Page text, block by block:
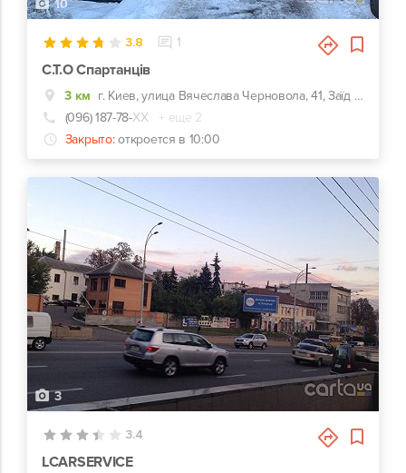
10
3.8 1
С.Т.О Спартанців
3 км
г. Киев, улица Вячеслава Черновола, 41, Заїд під шлагбаум, після правіше та вниз до упора, червоні ворота
(096) 187-78-ХХ
+ еще 2
Закрыто: откроется в 10:00
3
3.4
LCARSERVICE